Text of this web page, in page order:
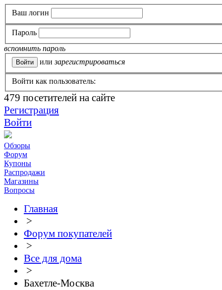
Ваш логин
Пароль
вспомнить пароль
или зарегистрироваться
Войти как пользователь:
479 посетителей на сайте
Регистрация
Войти
Обзоры
Форум
Купоны
Распродажи
Магазины
Вопросы
Главная
>
Форум покупателей
>
Все для дома
>
Бахетле-Москва